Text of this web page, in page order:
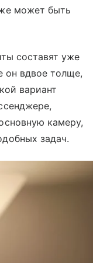
может быть
составят уже
он вдвое толще,
вариант
камеру,
задач.